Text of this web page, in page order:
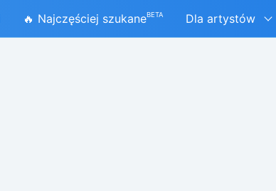
🔥 Najczęściej szukaneBETA Dla artystów